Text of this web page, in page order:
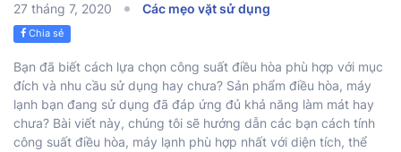
27 tháng 7, 2020 Các mẹo vặt sử dụng
Chia sẻ
Bạn đã biết cách lựa chọn công suất điều hòa phù hợp với mục
đích và nhu cầu sử dụng hay chưa? Sản phẩm điều hòa, máy
lạnh bạn đang sử dụng đã đáp ứng đủ khả năng làm mát hay
chưa? Bài viết này, chúng tôi sẽ hướng dẫn các bạn cách tính
công suất điều hòa, máy lạnh phù hợp nhất với diện tích, thể